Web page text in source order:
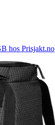
hos Prisjakt.no